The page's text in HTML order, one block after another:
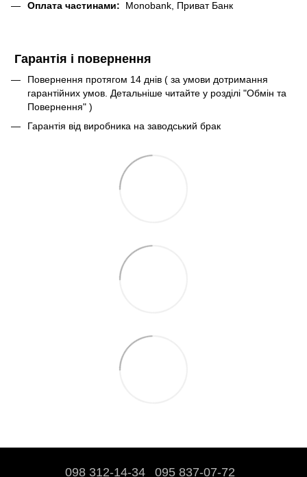
Оплата частинами: Monobank, Приват Банк
Гарантія і повернення
Повернення протягом 14 днів ( за умови дотримання
гарантійних умов. Детальніше читайте у розділі "Обмін та
Повернення" )
Гарантія від виробника на заводський брак
098 312-14-34 095 837-07-72